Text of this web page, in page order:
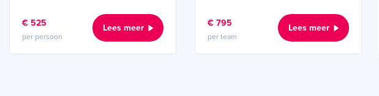
€ 525
per persoon
Lees meer € 795
per team
Lees meer